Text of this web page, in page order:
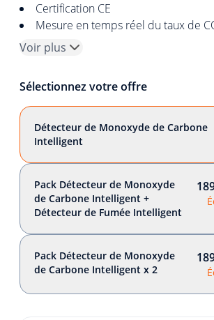
Certification CE
Mesure en temps réel du taux de
Voir plus
Sélectionnez votre offre
Détecteur de Monoxyde de Carbone
Intelligent
Pack Détecteur de Monoxyde
de Carbone Intelligent +
Détecteur de Fumée Intelligent
Pack Détecteur de Monoxyde
de Carbone Intelligent x 2